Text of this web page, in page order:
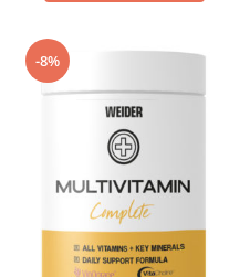
-8%